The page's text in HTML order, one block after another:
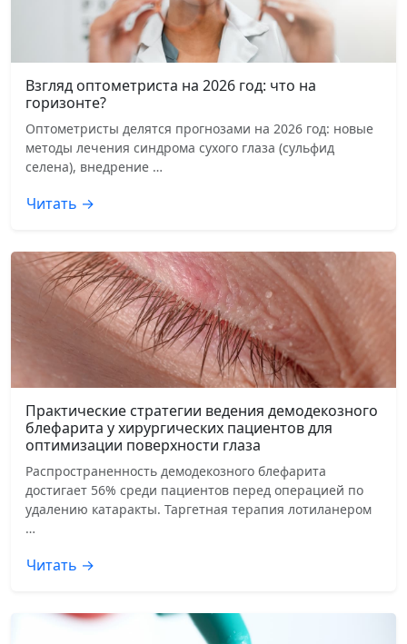
Взгляд оптометриста на 2026 год: что на
горизонте?
Оптометристы делятся прогнозами на 2026 год: новые
методы лечения синдрома сухого глаза (сульфид
селена), внедрение …
Читать →
Практические стратегии ведения демодекозного
блефарита у хирургических пациентов для
оптимизации поверхности глаза
Распространенность демодекозного блефарита
достигает 56% среди пациентов перед операцией по
удалению катаракты. Таргетная терапия лотиланером
…
Читать →